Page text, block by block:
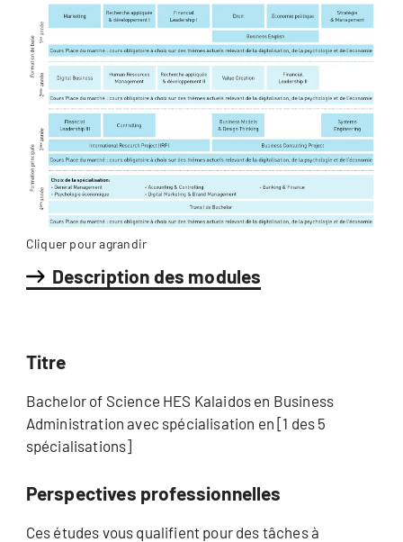
Cliquer pour agrandir
Description des modules
Titre
Bachelor of Science HES Kalaidos en Business
Administration avec spécialisation en [1 des 5
spécialisations]
Perspectives professionnelles
Ces études vous qualifient pour des tâches à